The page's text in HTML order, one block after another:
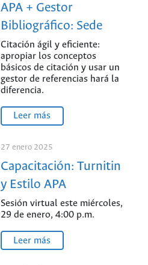
APA + Gestor
Bibliográfico: Sede
Palmira
Citación ágil y eficiente:
apropiar los conceptos
básicos de citación y usar un
gestor de referencias hará la
diferencia.
Leer más
27 enero 2025
Capacitación: Turnitin
y Estilo APA
Sesión virtual este miércoles,
29 de enero, 4:00 p.m.
Leer más